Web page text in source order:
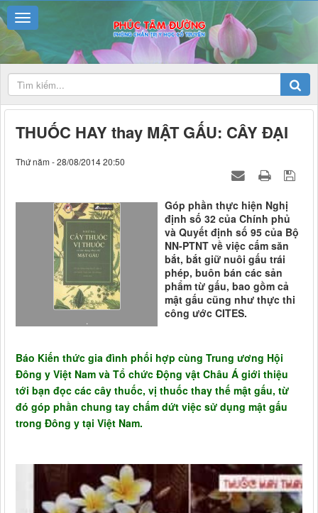
THUỐC HAY thay MẬT GẤU: CÂY ĐẠI
Thứ năm - 28/08/2014 20:50
.
Góp phần thực hiện Nghị
định số 32 của Chính phủ
và Quyết định số 95 của Bộ
NN-PTNT về việc cấm săn
bắt, bắt giữ nuôi gấu trái
phép, buôn bán các sản
phẩm từ gấu, bao gồm cả
mật gấu cũng như thực thi
công ước CITES.
Báo Kiến thức gia đình phối hợp cùng Trung ương Hội
Đông y Việt Nam và Tổ chức Động vật Châu Á giới thiệu
tới bạn đọc các cây thuốc, vị thuốc thay thế mật gấu, từ
đó góp phần chung tay chấm dứt việc sử dụng mật gấu
trong Đông y tại Việt Nam.